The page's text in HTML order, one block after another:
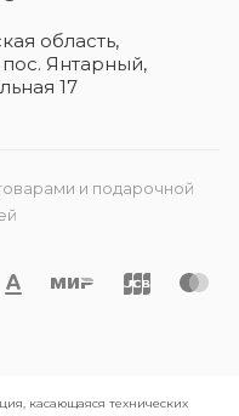
область​,
Янтарный,
17
и подарочной
касающаяся технических